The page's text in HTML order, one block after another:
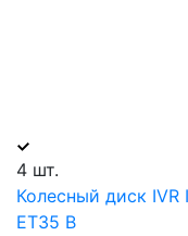
4 шт.
Колесный диск IVR
ET35 B